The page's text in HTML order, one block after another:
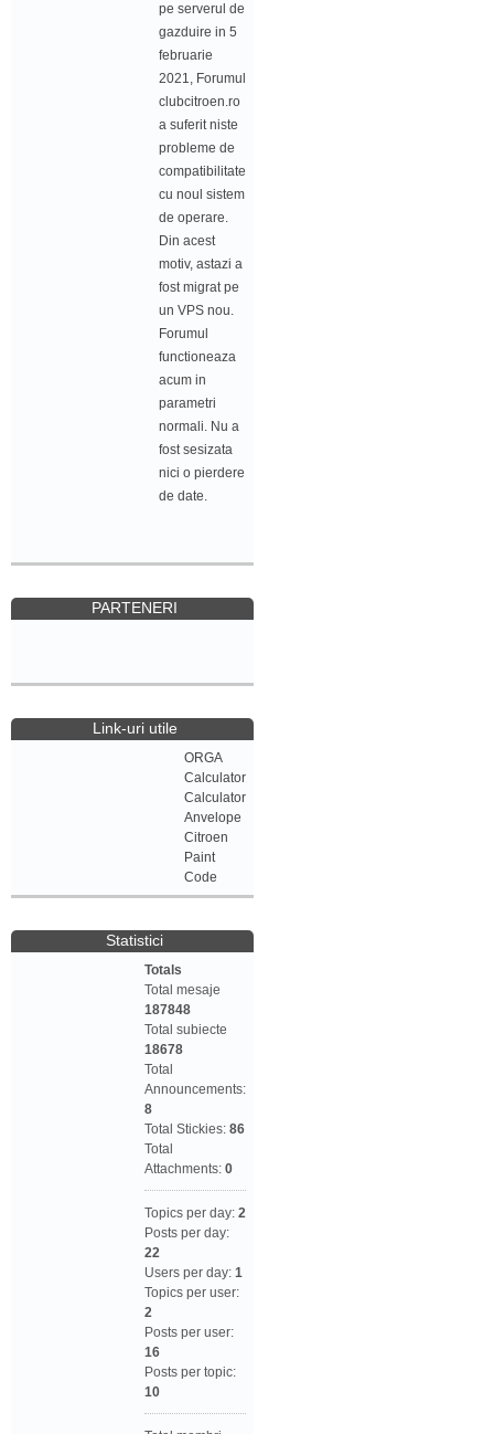
pe serverul de
gazduire in 5
februarie
2021, Forumul
clubcitroen.ro
a suferit niste
probleme de
compatibilitate
cu noul sistem
de operare.
Din acest
motiv, astazi a
fost migrat pe
un VPS nou.
Forumul
functioneaza
acum in
parametri
normali. Nu a
fost sesizata
nici o pierdere
de date.
PARTENERI
Link-uri utile
ORGA
Calculator
Calculator
Anvelope
Citroen
Paint
Code
Statistici
Totals
Total mesaje
187848
Total subiecte
18678
Total
Announcements:
8
Total Stickies: 86
Total
Attachments: 0
Topics per day: 2
Posts per day:
22
Users per day: 1
Topics per user:
2
Posts per user:
16
Posts per topic:
10